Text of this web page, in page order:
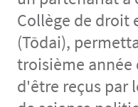
Collège de droit
(Tōdai),
troisième année
d'être reçus par